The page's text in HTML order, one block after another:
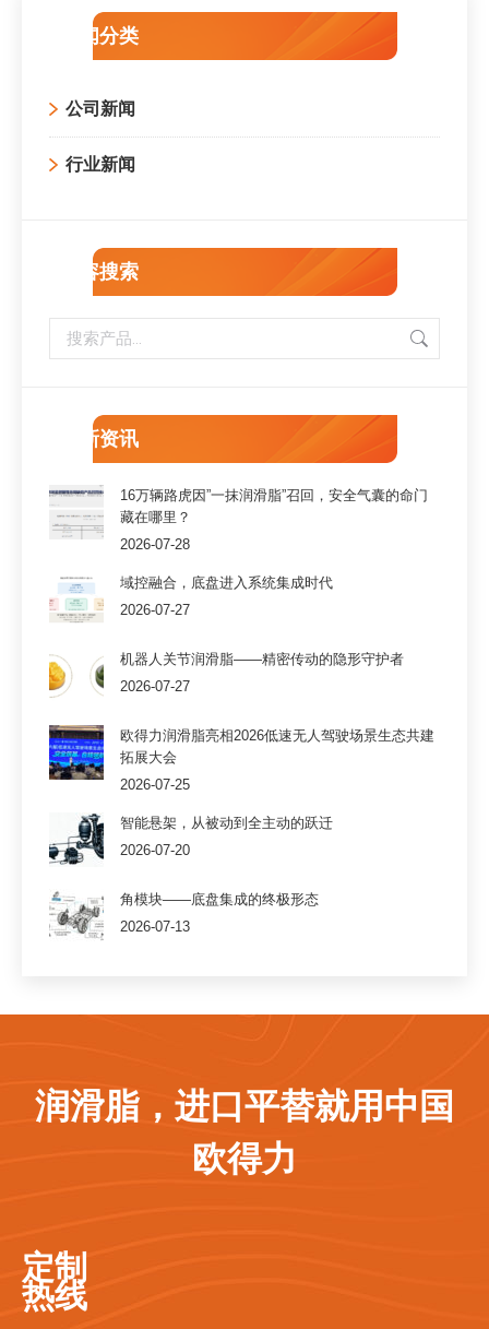
新闻分类
公司新闻
行业新闻
内容搜索
最新资讯
16万辆路虎因”一抹润滑脂”召回，安全气囊的命门
藏在哪里？
2026-07-28
域控融合，底盘进入系统集成时代
2026-07-27
机器人关节润滑脂——精密传动的隐形守护者
2026-07-27
欧得力润滑脂亮相2026低速无人驾驶场景生态共建
拓展大会
2026-07-25
智能悬架，从被动到全主动的跃迁
2026-07-20
角模块——底盘集成的终极形态
2026-07-13
润滑脂，进口平替就用中国
欧得力
定制
热线